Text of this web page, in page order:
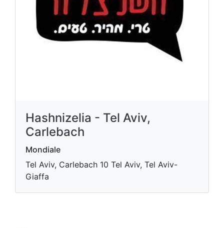
Hashnizelia - Tel Aviv,
Carlebach
Mondiale
Tel Aviv, Carlebach 10 Tel Aviv, Tel Aviv-
Giaffa